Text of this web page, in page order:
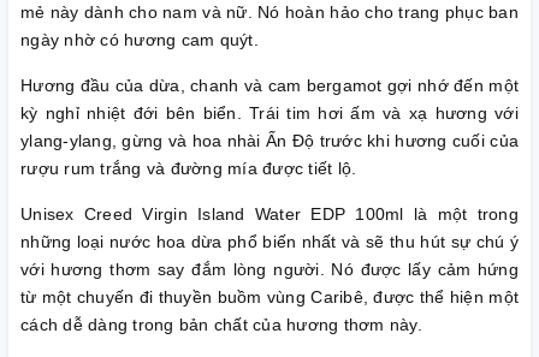
mẻ này dành cho nam và nữ. Nó hoàn hảo cho trang phục ban
ngày nhờ có hương cam quýt.
Hương đầu của dừa, chanh và cam bergamot gợi nhớ đến một
kỳ nghỉ nhiệt đới bên biển. Trái tim hơi ấm và xạ hương với
ylang-ylang, gừng và hoa nhài Ấn Độ trước khi hương cuối của
rượu rum trắng và đường mía được tiết lộ.
Unisex Creed Virgin Island Water EDP 100ml là một trong
những loại nước hoa dừa phổ biến nhất và sẽ thu hút sự chú ý
với hương thơm say đắm lòng người. Nó được lấy cảm hứng
từ một chuyến đi thuyền buồm vùng Caribê, được thể hiện một
cách dễ dàng trong bản chất của hương thơm này.